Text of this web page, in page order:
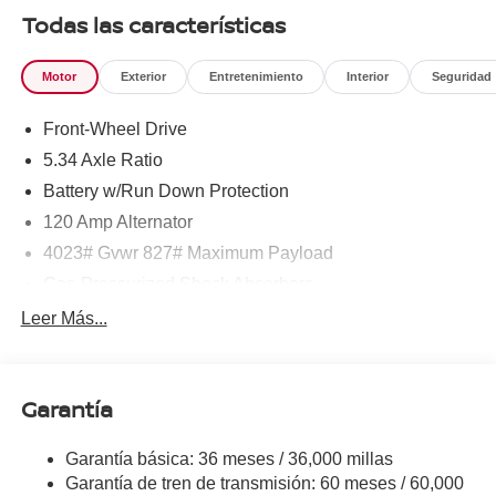
Todas las características
Motor Exterior Entretenimiento Interior Seguridad
Front-Wheel Drive
5.34 Axle Ratio
Battery w/Run Down Protection
120 Amp Alternator
4023# Gvwr 827# Maximum Payload
Front And Rear Anti-Roll Bars
Single Stainless Steel Exhaust
Torsion Beam Rear Suspension w/Coil Springs
Leer Más...
Garantía
Garantía básica: 36 meses / 36,000 millas
Garantía de tren de transmisión: 60 meses / 60,000